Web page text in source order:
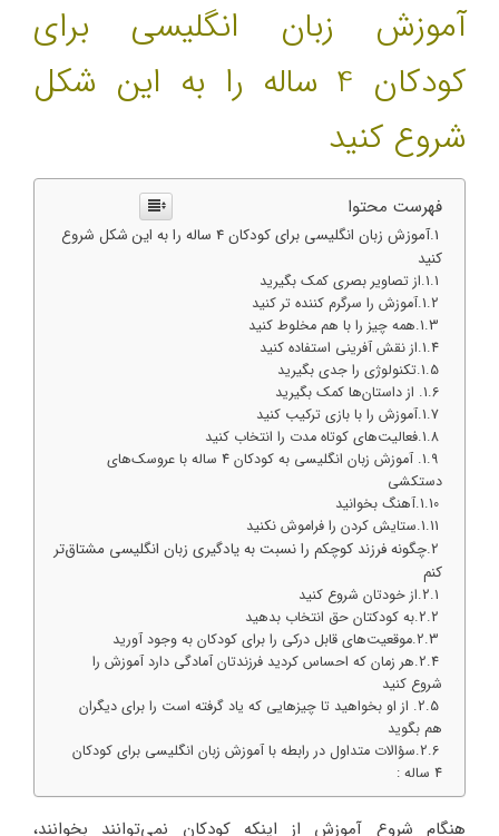
آموزش زبان انگلیسی برای
کودکان
4 ساله را به این شکل
شروع کنید
فهرست محتوا
آموزش زبان انگلیسی برای کودکان 4 ساله را به این شکل شروع
کنید
از تصاویر بصری کمک بگیرید
آموزش را سرگرم کننده تر کنید
همه چیز را با هم مخلوط کنید
از نقش آفرینی استفاده کنید
تکنولوژی را جدی بگیرید
از داستان‌ها کمک بگیرید
آموزش را با بازی ترکیب کنید
فعالیت‌های کوتاه مدت را انتخاب کنید
آموزش زبان انگلیسی به کودکان 4 ساله با عروسک‌های
دستکشی
آهنگ بخوانید
ستایش کردن را فراموش نکنید
چگونه فرزند کوچکم را نسبت به یادگیری زبان انگلیسی مشتاق‌تر
کنم
از خودتان شروع کنید
به کودکتان حق انتخاب بدهید
موقعیت‌های قابل درکی را برای کودکان به وجود آورید
هر زمان که احساس کردید فرزندتان آمادگی دارد آموزش را
شروع کنید
از او بخواهید تا چیزهایی که یاد گرفته است را برای دیگران
هم بگوید
سؤالات متداول در رابطه با آموزش زبان انگلیسی برای کودکان
4 ساله :
هنگام شروع آموزش از اینکه کودکان نمی‌توانند بخوانند،